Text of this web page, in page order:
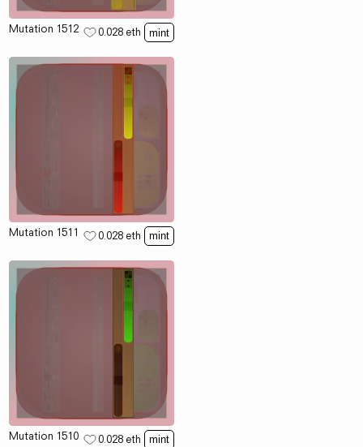
Mutation 1512 0.028 eth mint
Mutation 1511 0.028 eth mint
Mutation 1510 0.028 eth mint